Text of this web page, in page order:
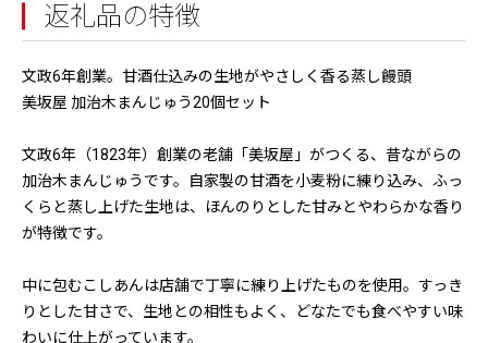
返礼品の特徴
文政6年創業。甘酒仕込みの生地がやさしく香る蒸し饅頭
美坂屋 加治木まんじゅう20個セット
文政6年（1823年）創業の老舗「美坂屋」がつくる、昔ながらの
加治木まんじゅうです。自家製の甘酒を小麦粉に練り込み、ふっ
くらと蒸し上げた生地は、ほんのりとした甘みとやわらかな香り
が特徴です。
中に包むこしあんは店舗で丁寧に練り上げたものを使用。すっき
りとした甘さで、生地との相性もよく、どなたでも食べやすい味
わいに仕上がっています。